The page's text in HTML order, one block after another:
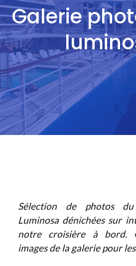
Galerie
Sélection de photos
Luminosa dénichées sur
notre croisière à bord.
images de la galerie pour